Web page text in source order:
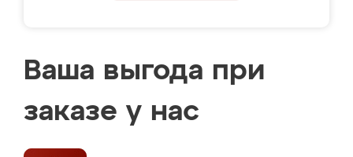
Ваша выгода при
заказе у нас